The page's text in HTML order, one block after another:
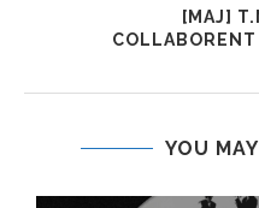
[MAJ]
COLLABORENT
YOU